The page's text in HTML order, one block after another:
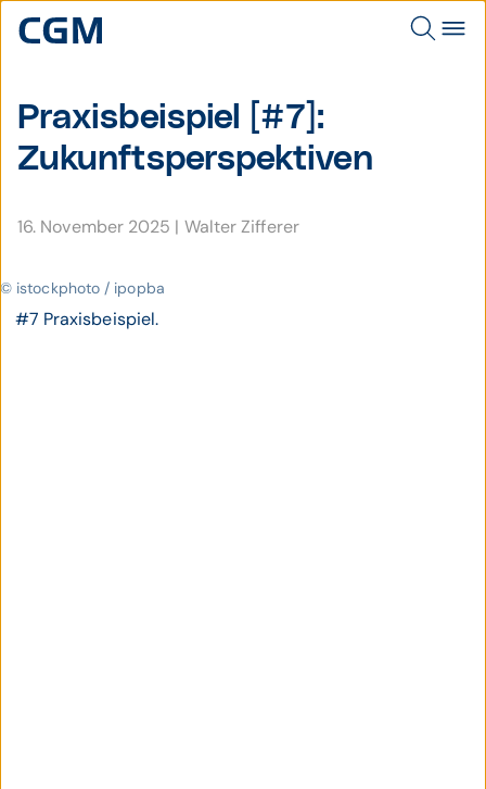
Praxis­beispiel [#7]:
Zukunftsperspektiven
16. November 2025 | Walter Zifferer
© istockphoto / ipopba
#7 Praxisbeispiel.